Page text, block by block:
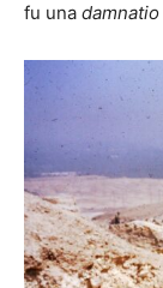
fu una